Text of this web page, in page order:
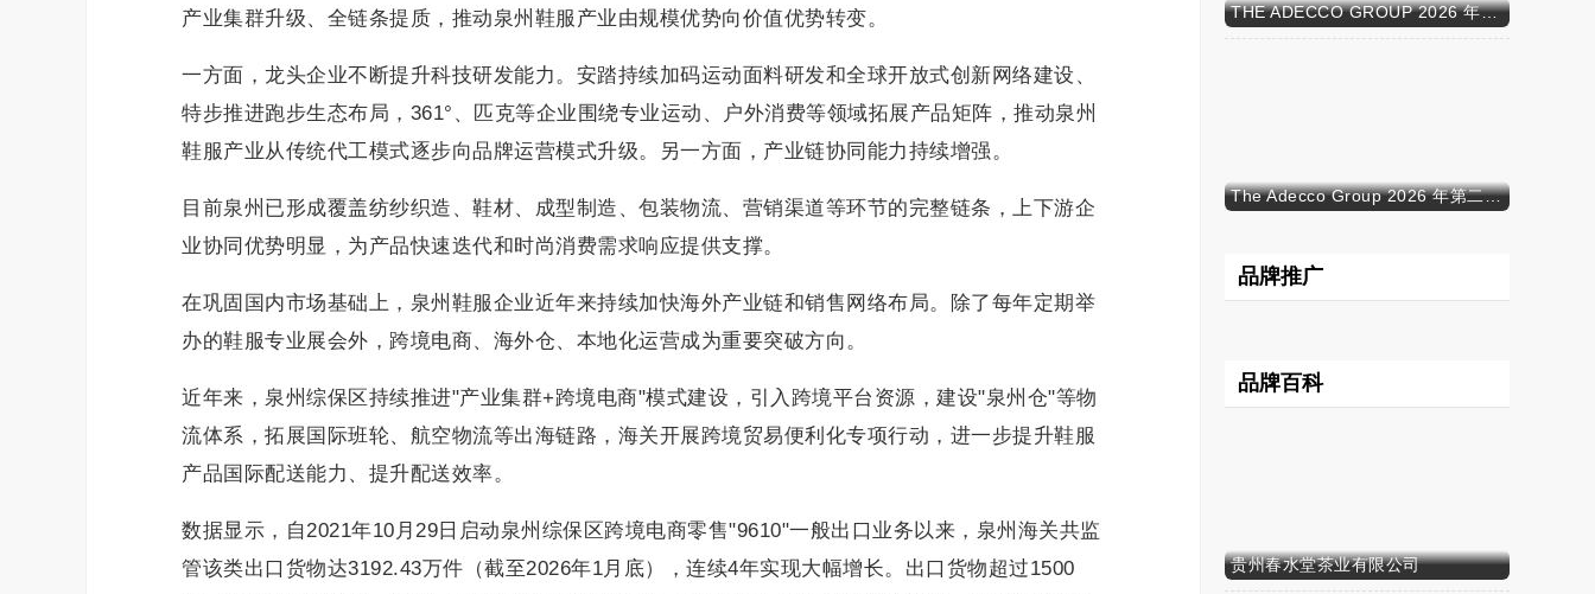
产业集群升级、全链条提质，推动泉州鞋服产业由规模优势向价值优势转变。
一方面，龙头企业不断提升科技研发能力。安踏持续加码运动面料研发和全球开放式创新网络建设、
特步推进跑步生态布局，361°、匹克等企业围绕专业运动、户外消费等领域拓展产品矩阵，推动泉州
鞋服产业从传统代工模式逐步向品牌运营模式升级。另一方面，产业链协同能力持续增强。
目前泉州已形成覆盖纺纱织造、鞋材、成型制造、包装物流、营销渠道等环节的完整链条，上下游企
业协同优势明显，为产品快速迭代和时尚消费需求响应提供支撑。
在巩固国内市场基础上，泉州鞋服企业近年来持续加快海外产业链和销售网络布局。除了每年定期举
办的鞋服专业展会外，跨境电商、海外仓、本地化运营成为重要突破方向。
近年来，泉州综保区持续推进"产业集群+跨境电商"模式建设，引入跨境平台资源，建设"泉州仓"等物
流体系，拓展国际班轮、航空物流等出海链路，海关开展跨境贸易便利化专项行动，进一步提升鞋服
产品国际配送能力、提升配送效率。
数据显示，自2021年10月29日启动泉州综保区跨境电商零售"9610"一般出口业务以来，泉州海关共监
管该类出口货物达3192.43万件（截至2026年1月底），连续4年实现大幅增长。出口货物超过1500
THE ADECCO GROUP 2026 年半年报
The Adecco Group 2026 年第二季度业绩
品牌推广
品牌百科
贵州春水堂茶业有限公司